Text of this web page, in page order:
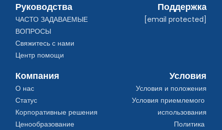
Руководства
ЧАСТО ЗАДАВАЕМЫЕ
ВОПРОСЫ
Свяжитесь с нами
Центр помощи
Поддержка
[email protected]
Компания
О нас
Статус
Корпоративные решения
Ценообразование
Условия
Условия и положения
Условия приемлемого
использования
Политика